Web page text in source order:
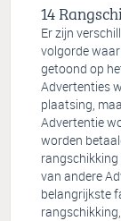
Er zijn
volgorde
getoond op
Advertenties
plaatsing,
Advertentie
worden
van andere
belangrijkste